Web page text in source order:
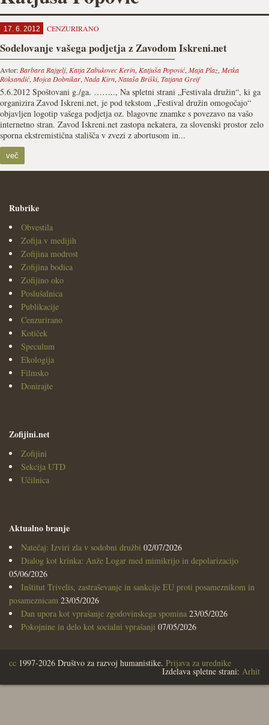
17. 6. 2012 CENZURIRANO
Sodelovanje vašega podjetja z Zavodom Iskreni.net
Avtor: Barbara Rajgelj, Katja Zabukovec Kerin, Katjuša Popović, Maja Plaz, Metka
Roksandić, Mojca Dobnikar, Nada Kirn, Nataša Briški, Tatjana Greif
5.6.2012 Spoštovani g./ga. …….., Na spletni strani „Festivala družin“, ki ga
organizira Zavod Iskreni.net, je pod tekstom „Festival družin omogočajo“
objavljen logotip vašega podjetja oz. blagovne znamke s povezavo na vašo
internetno stran. Zavod Iskreni.net zastopa nekatera, za slovenski prostor zelo
sporna ekstremistična stališča v zvezi z abortusom in...
več
Rubrike
Obvestila
Zofija v medijih
Zofijina modrost
Zofijina bodica
Zofijino oko
Poslušalnica
Publikacije
Cenzurirano
Kotiček
Speculum
Ekologija
Filmsko
Donirajte
Zofijini.net
Zofijini
Sekcija UTD
Učilnica
Aktualno branje
Natečaj: Izviri zla v sodobni družbi 02/07/2026
Dialog kot krinka: Anže Logar med mimikrijo in depolarizacijo
05/06/2026
Inštitut Trivelis, zastraševanje in sankcije EU proti posameznikom in
posameznicam 23/05/2026
Dan upora kot vprašanje zgodovinskega spomina 23/05/2026
Pokojnine in delo kot socialni vprašanji 07/05/2026
cc 1997-2026 Društvo za razvoj humanistike. Prijava za urednike
Izdelava spletne strani: Arhit